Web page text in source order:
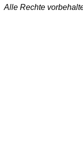
Alle Rechte